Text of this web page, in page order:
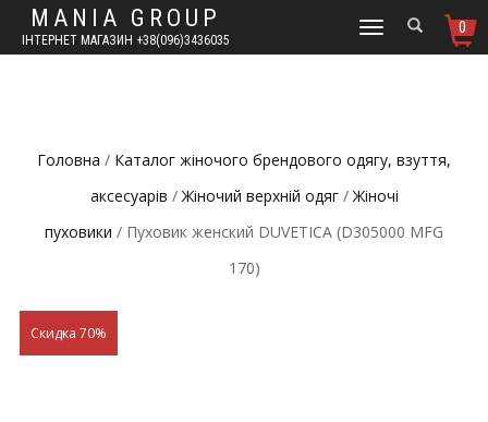
MANIA GROUP
ІНТЕРНЕТ МАГАЗИН +38(096)3436035
TOGGLE
0
Головна / Каталог жіночого брендового одягу, взуття,
аксесуарів /Жіночий верхній одяг/Жіночі
пуховики / Пуховик женский DUVETICA (D305000 MFG
170)
Скидка 70%